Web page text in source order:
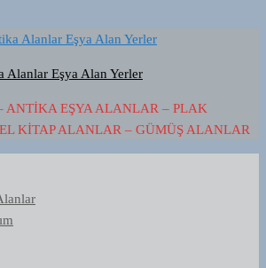
Alanlar Eşya Alan Yerler
EŞYA ALANLAR – PLAK
KITAP ALANLAR – GÜMÜŞ ALANLAR